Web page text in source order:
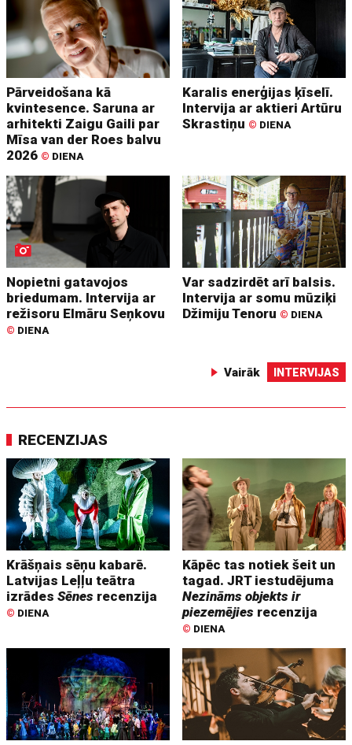
Pārveidošana kā
kvintesence. Saruna ar
arhitekti Zaigu Gaili par
Mīsa van der Roes balvu
2026 © DIENA
Karalis enerģijas ķīselī.
Intervija ar aktieri Artūru
Skrastiņu © DIENA
Nopietni gatavojos
briedumam. Intervija ar
režisoru Elmāru Seņkovu
© DIENA
Var sadzirdēt arī balsis.
Intervija ar somu mūziķi
Džimiju Tenoru © DIENA
Vairāk INTERVIJAS
RECENZIJAS
Krāšņais sēņu kabarē.
Latvijas Leļļu teātra
izrādesSēnes recenzija
© DIENA
Kāpēc tas notiek šeit un
tagad. JRT iestudējuma
Nezināms objekts ir
piezemējies recenzija
© DIENA